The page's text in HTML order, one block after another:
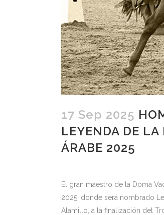
17 Sep 2025
LEYENDA DE
ÁRABE 2025
El gran maestro de la Doma
2025, donde será nombrado
Alamillo, a la finalización del